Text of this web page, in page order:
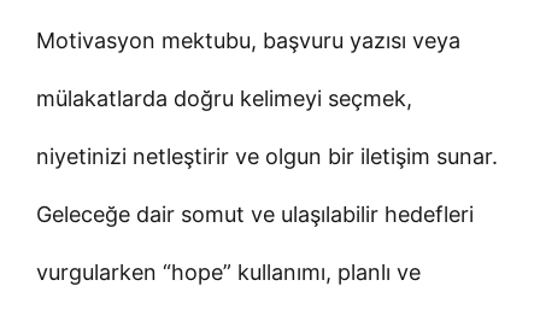
Motivasyon mektubu, başvuru yazısı veya
mülakatlarda doğru kelimeyi seçmek,
niyetinizi netleştirir ve olgun bir iletişim sunar.
Geleceğe dair somut ve ulaşılabilir hedefleri
vurgularken “hope” kullanımı, planlı ve